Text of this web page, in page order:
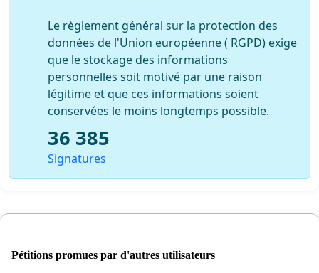
Le règlement général sur la protection des
données de l'Union européenne ( RGPD) exige
que le stockage des informations
personnelles soit motivé par une raison
légitime et que ces informations soient
conservées le moins longtemps possible.
36 385
Signatures
Pétitions promues par d'autres utilisateurs